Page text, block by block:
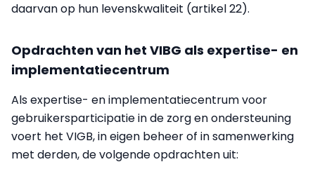
daarvan op hun levenskwaliteit (artikel 22).
Opdrachten van het VIBG als expertise- en
implementatiecentrum
Als expertise- en implementatiecentrum voor
gebruikersparticipatie in de zorg en ondersteuning
voert het VIGB, in eigen beheer of in samenwerking
met derden, de volgende opdrachten uit: